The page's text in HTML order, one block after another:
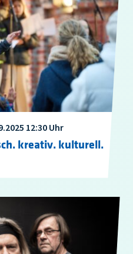
12:30 Uhr
kreativ. kulturell.